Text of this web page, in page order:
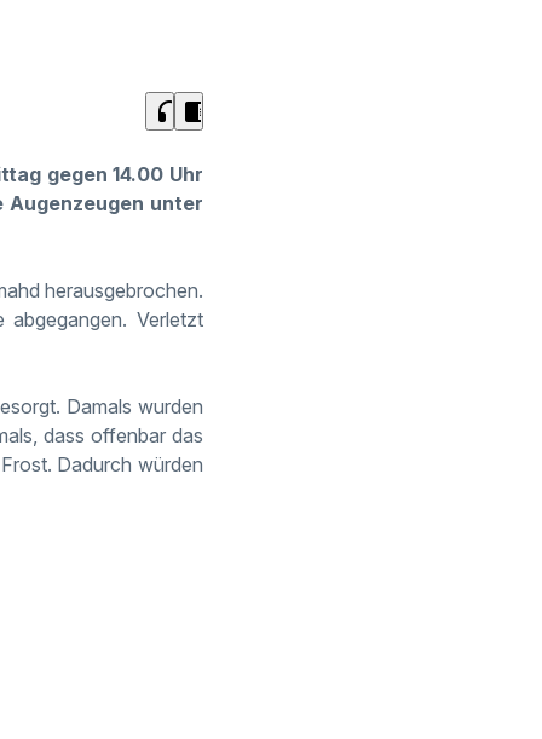
headphones chrome_reader_mode
gegen 14.00 Uhr
Augenzeugen unter
herausgebrochen.
abgegangen. Verletzt
Damals wurden
dass offenbar das
Dadurch würden